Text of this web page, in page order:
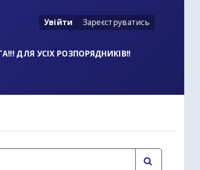
Увійти Зареєструватись
ДЛЯ УСІХ РОЗПОРЯДНИКІВ!!